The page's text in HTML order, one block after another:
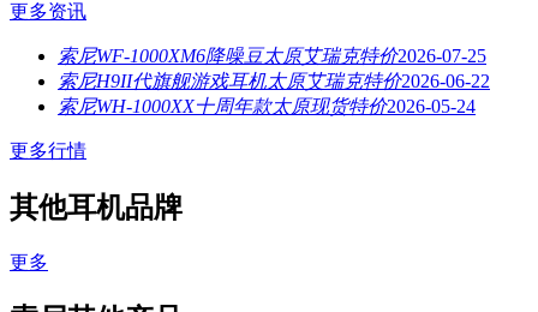
更多资讯
索尼WF-1000XM6降噪豆太原艾瑞克特价2026-07-25
索尼H9II代旗舰游戏耳机太原艾瑞克特价2026-06-22
索尼WH-1000XX十周年款太原现货特价2026-05-24
更多行情
其他耳机品牌
更多